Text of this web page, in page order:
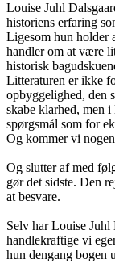
Louise Juhl
historiens erfaring
Ligesom hun holder
handler om at være
historisk
Litteraturen er ikke
opbyggelighed, den
skabe klarhed, men
spørgsmål som for
Og kommer vi
Og slutter af med
gør det sidste. Den
at besvare.
Selv har Louise Juhl
handlekraftige vi
hun dengang bogen